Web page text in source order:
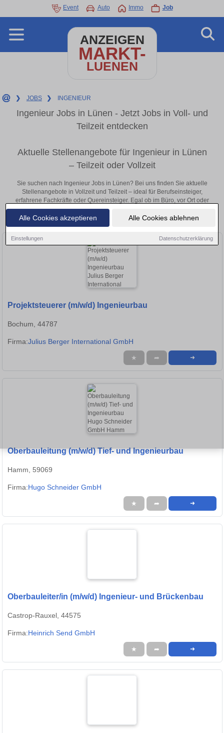
Alle Cookies akzeptieren Alle Cookies ablehnen
Einstellungen Datenschutzerklärung
Event Auto Immo Job
ANZEIGEN
MARKT-
LUENEN
❯ JOBS ❯ INGENIEUR
Ingenieur Jobs in Lünen - Jetzt Jobs in Voll- und
Teilzeit entdecken
Aktuelle Stellenangebote für Ingenieur in Lünen
– Teilzeit oder Vollzeit
Sie suchen nach Ingenieur Jobs in Lünen? Bei uns finden Sie aktuelle
Stellenangebote in Vollzeit und Teilzeit – ideal für Berufseinsteiger,
erfahrene Fachkräfte oder Quereinsteiger. Egal ob im Büro, vor Ort oder
remote: Entdecken Sie jetzt neue Chancen in Ihrer Region und
bewerben Sie sich direkt auf passende Ingenieur-Stellen in Lünen!
Projektsteuerer (m/w/d) Ingenieurbau
Bochum, 44787
Firma:Julius Berger International GmbH
★ ➦ ➜
Oberbauleitung (m/w/d) Tief- und Ingenieurbau
Hamm, 59069
Firma:Hugo Schneider GmbH
★ ➦ ➜
Oberbauleiter/in (m/w/d) Ingenieur- und Brückenbau
Castrop-Rauxel, 44575
Firma:Heinrich Send GmbH
★ ➦ ➜